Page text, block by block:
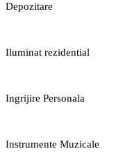
Depozitare
Iluminat rezidential
Ingrijire Personala
Instrumente Muzicale